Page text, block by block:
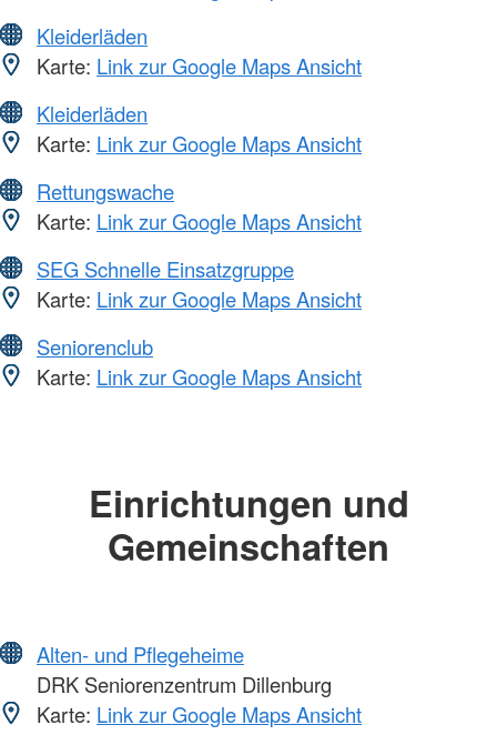
Kleiderläden
Karte: Link zur Google Maps Ansicht
Kleiderläden
Karte: Link zur Google Maps Ansicht
Rettungswache
Karte: Link zur Google Maps Ansicht
SEG Schnelle Einsatzgruppe
Karte: Link zur Google Maps Ansicht
Seniorenclub
Karte: Link zur Google Maps Ansicht
Einrichtungen und
Gemeinschaften
Alten- und Pflegeheime
DRK Seniorenzentrum Dillenburg
Karte: Link zur Google Maps Ansicht